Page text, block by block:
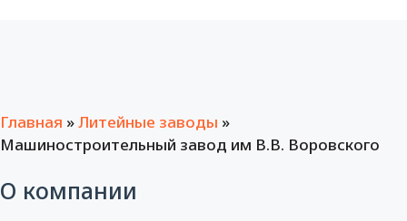
Главная »Литейные заводы »
Машиностроительный завод им В.В. Воровского
О компании